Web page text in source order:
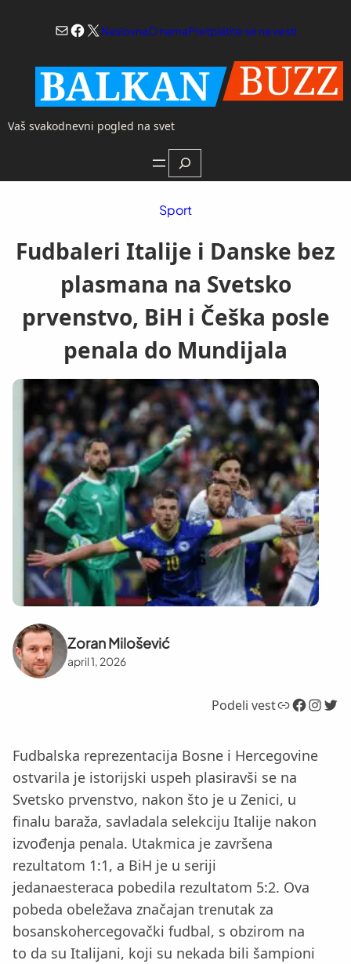
Mail
Facebook
X NaslovnaO namaPretplatite se na vesti
Vaš svakodnevni pogled na svet
Search
Sport
Fudbaleri Italije i Danske bez
plasmana na Svetsko
prvenstvo, BiH i Češka posle
penala do Mundijala
Zoran Milošević
april 1, 2026
Podeli vestLink Facebook InstagramTwitter
Fudbalska reprezentacija Bosne i Hercegovine
ostvarila je istorijski uspeh plasiravši se na
Svetsko prvenstvo, nakon što je u Zenici, u
finalu baraža, savladala selekciju Italije nakon
izvođenja penala. Utakmica je završena
rezultatom 1:1, a BiH je u seriji
jedanaesteraca pobedila rezultatom 5:2. Ova
pobeda obeležava značajan trenutak za
bosanskohercegovački fudbal, s obzirom na
to da su Italijani, koji su nekada bili šampioni